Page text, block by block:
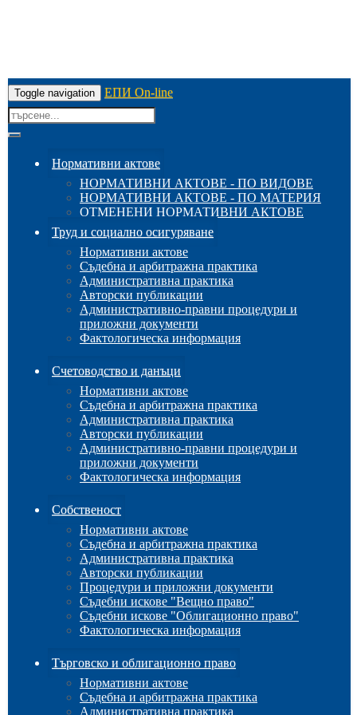
Toggle navigation ЕПИ On-line
Нормативни актове
НОРМАТИВНИ АКТОВЕ - ПО ВИДОВЕ
НОРМАТИВНИ АКТОВЕ - ПО МАТЕРИЯ
ОТМЕНЕНИ НОРМАТИВНИ АКТОВЕ
Труд и социално осигуряване
Нормативни актове
Съдебна и арбитражна практика
Административна практика
Авторски публикации
Административно-правни процедури и
приложни документи
Фактологическа информация
Счетоводство и данъци
Нормативни актове
Съдебна и арбитражна практика
Административна практика
Авторски публикации
Административно-правни процедури и
приложни документи
Фактологическа информация
Собственост
Нормативни актове
Съдебна и арбитражна практика
Административна практика
Авторски публикации
Процедури и приложни документи
Съдебни искове "Вещно право"
Съдебни искове "Облигационно право"
Фактологическа информация
Търговско и облигационно право
Нормативни актове
Съдебна и арбитражна практика
Административна практика